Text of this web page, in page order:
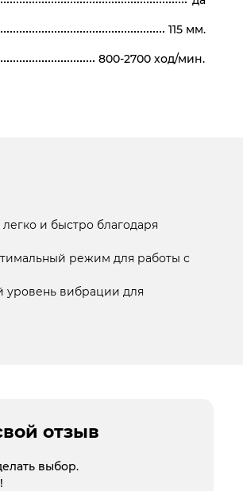
115 мм.
800-2700 ход/мин.
и быстро благодаря
режим для работы с
уровень вибрации для
отзыв
выбор.